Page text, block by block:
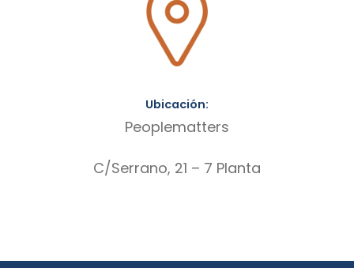
Ubicación:
Peoplematters
C/Serrano, 21 – 7 Planta